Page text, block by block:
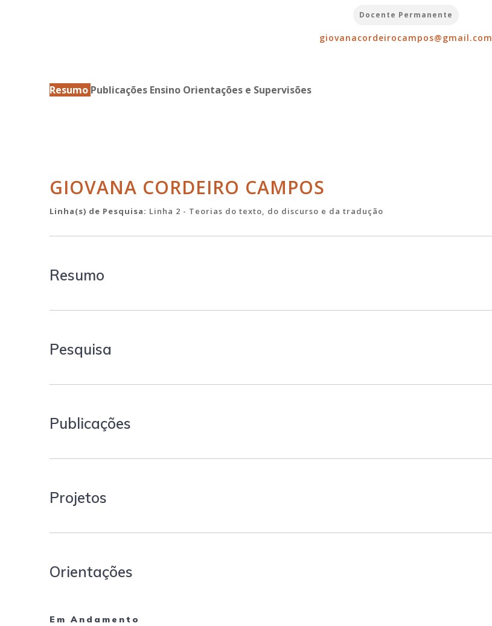
Docente Permanente
giovanacordeirocampos@gmail.com
Resumo Publicações Ensino Orientações e Supervisões
GIOVANA CORDEIRO CAMPOS
Linha(s) de Pesquisa: Linha 2 - Teorias do texto, do discurso e da tradução
Resumo
Pesquisa
Publicações
Projetos
Orientações
Em Andamento